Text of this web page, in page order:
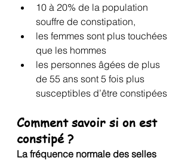
10 à 20% de la population
souffre de constipation,
les femmes sont plus touchées
que les hommes
les personnes âgées de plus
de 55 ans sont 5 fois plus
susceptibles d’être constipées
Comment savoir si on est
constipé ?
La fréquence normale des selles